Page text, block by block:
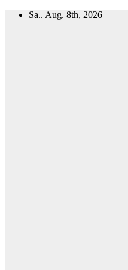
Zum
Sa.. Aug. 8th, 2026